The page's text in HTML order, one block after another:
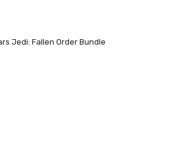
Jedi: Fallen Order Bundle